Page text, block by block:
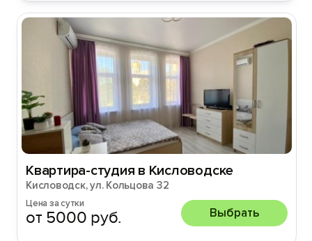
Квартира-студия в Кисловодске
Кисловодск, ул. Кольцова 32
Цена за сутки
от 5000 руб. Выбрать